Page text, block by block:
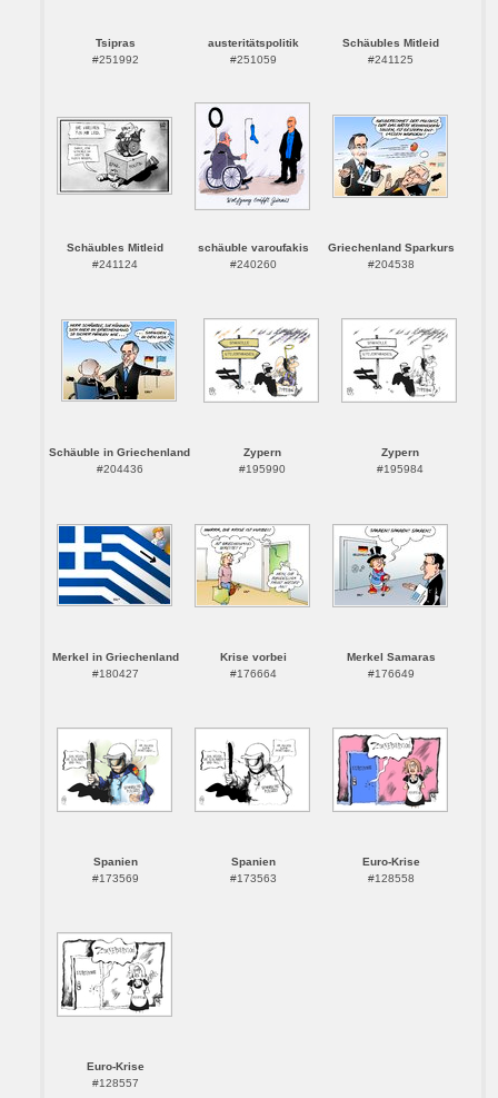
Tsipras
#251992
austeritätspolitik
#251059
Schäubles Mitleid
#241125
Schäubles Mitleid
#241124
schäuble varoufakis
#240260
Griechenland Sparkurs
#204538
Schäuble in Griechenland
#204436
Zypern
#195990
Zypern
#195984
Merkel in Griechenland
#180427
Krise vorbei
#176664
Merkel Samaras
#176649
Spanien
#173569
Spanien
#173563
Euro-Krise
#128558
Euro-Krise
#128557